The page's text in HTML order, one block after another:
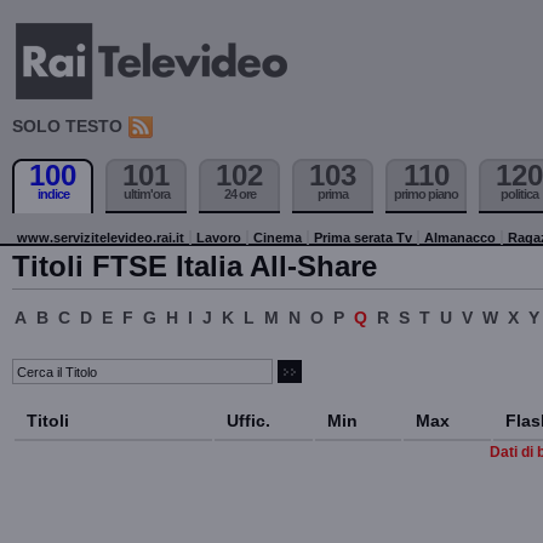
SOLO TESTO
100
indice
101
ultim'ora
102
24 ore
103
prima
110
primo piano
120
politica
www.servizitelevideo.rai.it Lavoro Cinema Prima serata Tv Almanacco
Titoli FTSE Italia All-Share
A B C D E F G H I J K L M N O P Q R S T U V W X Y
Titoli Uffic. Min Max
Dati di